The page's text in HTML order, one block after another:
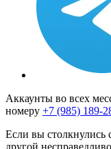
Аккаунты во всех
номеру +7 (985) 189-
Если вы столкнулись
другой